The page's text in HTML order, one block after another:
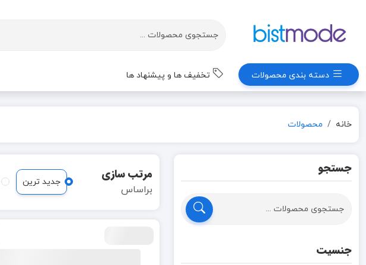
دسته بندی محصولات تخفیف ها و پیشنهاد ها
خانه محصولات
جستجو
جنسیت
مرتب سازی
براساس
جدید ترین